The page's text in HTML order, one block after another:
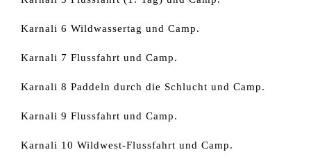
Karnali 6 Wildwassertag und Camp.
Karnali 7 Flussfahrt und Camp.
Karnali 8 Paddeln durch die Schlucht und Camp.
Karnali 9 Flussfahrt und Camp.
Karnali 10 Wildwest-Flussfahrt und Camp.